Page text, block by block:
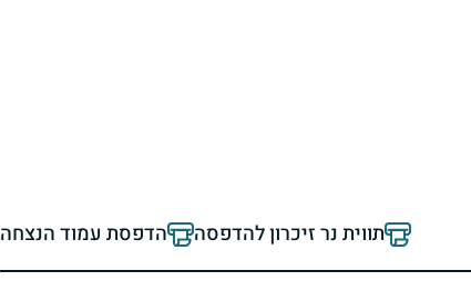
תווית נר זיכרון להדפסה הדפסת עמוד הנצחה